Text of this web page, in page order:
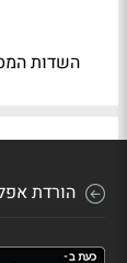
השדות
הורדת